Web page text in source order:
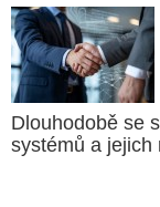
Dlouhodobě se
systémů a